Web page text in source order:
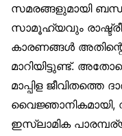
സമരങ്ങളുമായി
സാമൂഹ്യവും
കാരണങ്ങൾ അതിന്റെ
മാറിയിട്ടുണ്ട്.
മാപ്പിള ജീവിതത്തെ
വൈജ്ഞാനികമായി,
ഇസ്‌ലാമിക